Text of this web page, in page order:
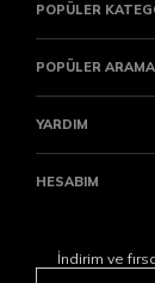
POPÜLER
POPÜLER
YARDIM
HESABIM
İndirim ve